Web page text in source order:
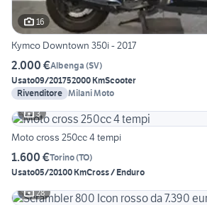
16
Kymco Downtown 350i - 2017
2.000 €Albenga (SV)
Usato09/201752000 KmScooter
Rivenditore Milani Moto
3
Moto cross 250cc 4 tempi
1.600 €Torino(TO)
Usato05/20100 KmCross / Enduro
28